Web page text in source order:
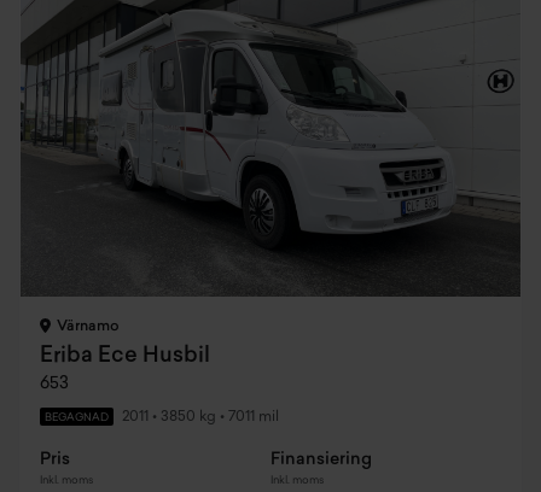
Värnamo
Eriba Ece Husbil
653
BEGAGNAD 2011 • 3850 kg • 7011 mil
Pris
Inkl. moms
Finansiering
Inkl. moms